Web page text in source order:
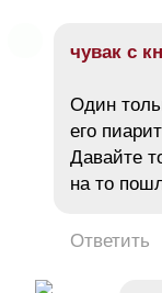
чувак с
Один
его
Давайте
на то
Ответить